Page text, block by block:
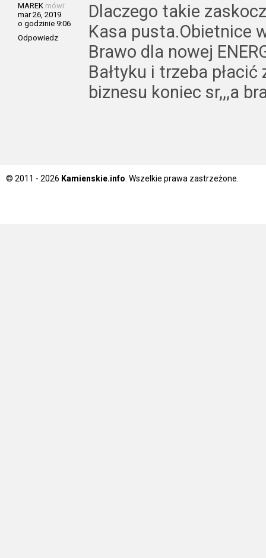
MAREK mówi:
mar 26, 2019
o godzinie 9:06
Odpowiedz
Dlaczego takie
Kasa pusta.Obietnice
Brawo dla nowej
Bałtyku i trzeba
biznesu koniec sr,,,a
© 2011 - 2026 Kamienskie.info . Wszelkie prawa zastrzeżone.